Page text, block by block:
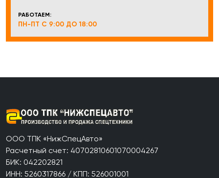
РАБОТАЕМ:
ПН-ПТ С 9:00 ДО 18:00
ООО ТПК «НижСпецАвто»
Расчетный счет: 40702810601070004267
БИК: 042202821
ИНН: 5260317866 / КПП: 526001001